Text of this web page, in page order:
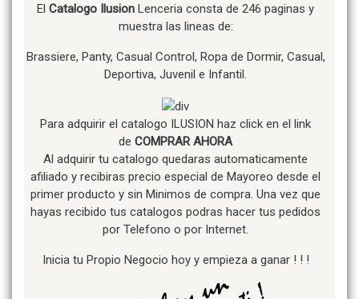
El Catalogo Ilusion Lenceria consta de 246 paginas y
muestra las lineas de:
Brassiere, Panty, Casual Control, Ropa de Dormir, Casual,
Deportiva, Juvenil e Infantil.
Para adquirir el catalogo ILUSION haz click en el link
de COMPRAR AHORA
Al adquirir tu catalogo quedaras automaticamente
afiliado y recibiras precio especial de Mayoreo desde el
primer producto y sin Minimos de compra. Una vez que
hayas recibido tus catalogos podras hacer tus pedidos
por Telefono o por Internet.
Inicia tu Propio Negocio hoy y empieza a ganar ! ! !